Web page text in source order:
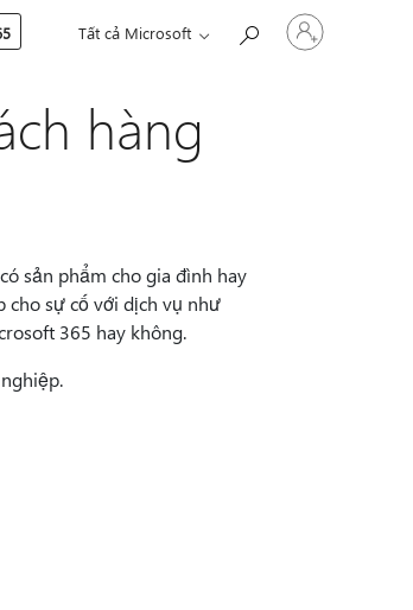
Tất cả Microsoft
Đăng
nhập
hàng
sản phẩm cho gia đình hay
cho sự cố với dịch vụ như
365 hay không.